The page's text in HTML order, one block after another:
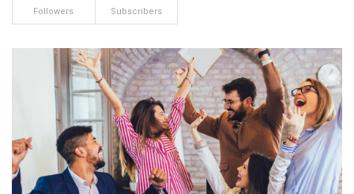
Followers Subscribers